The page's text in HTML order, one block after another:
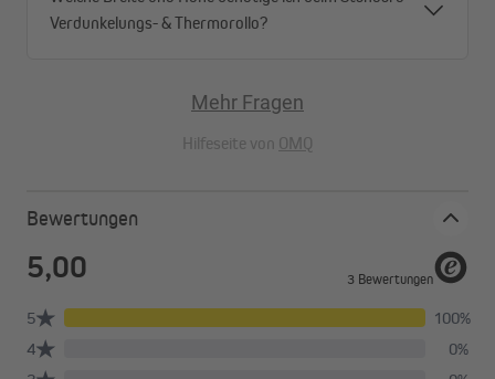
Verdunkelungs- & Thermorollo?
Mehr Fragen
Hilfeseite von OMQ
Bewertungen